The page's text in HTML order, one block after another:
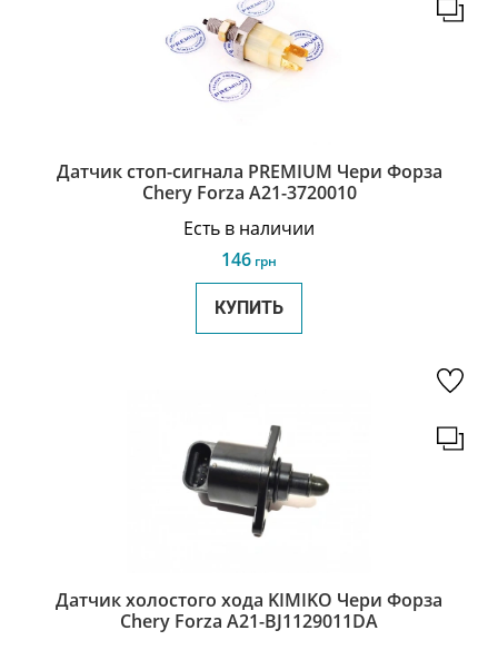
Датчик стоп-сигнала PREMIUM Чери Форза
Chery Forza A21-3720010
Есть в наличии
146 грн
КУПИТЬ
Датчик холостого хода KIMIKO Чери Форза
Chery Forza A21-BJ1129011DA